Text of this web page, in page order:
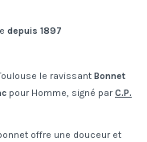
depuis 1897
le ravissant Bonnet
pour Homme, signé parC.P.
offre une douceur et